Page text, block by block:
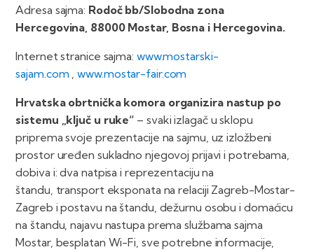
Adresa sajma: Rodoč bb/Slobodna zona
Hercegovina, 88000 Mostar, Bosna i Hercegovina.
Internet stranice sajma: www.mostarski-
sajam.com ,www.mostar-fair.com
Hrvatska obrtnička komora organizira nastup po
sistemu „ključ u ruke“ – svaki izlagač u sklopu
priprema svoje prezentacije na sajmu, uz izložbeni
prostor uređen sukladno njegovoj prijavi i potrebama,
dobiva i: dva natpisa i reprezentaciju na
štandu, transport eksponata na relaciji Zagreb-Mostar-
Zagreb i postavu na štandu, dežurnu osobu i domaćicu
na štandu, najavu nastupa prema službama sajma
Mostar, besplatan Wi-Fi, sve potrebne informacije,